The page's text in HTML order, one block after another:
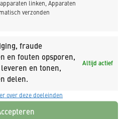
linken, Apparaten
verzonden
fraude
en fouten opsporen,
en tonen,
delen.
Altijd actief
over deze doeleinden
cookies te accepteren en
in te schakelen